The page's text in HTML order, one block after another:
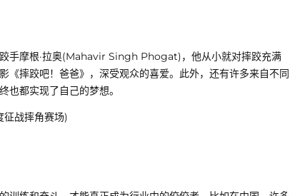
手摩根·拉奥(Mahavir Singh Phogat)，他从小就对摔跤充满
《摔跤吧！爸爸》，深受观众的喜爱。此外，还有许多来自不同
也都实现了自己的梦想。